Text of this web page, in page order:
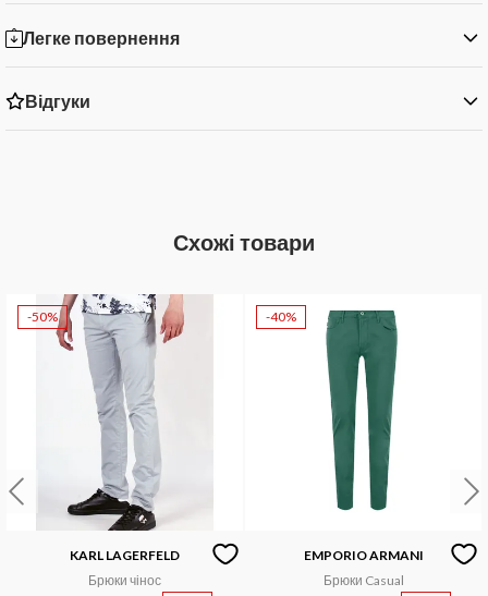
Легке повернення
Відгуки
Схожі товари
-50%
KARL LAGERFELD
Брюки чінос
-40%
EMPORIO ARMANI
Брюки Casual